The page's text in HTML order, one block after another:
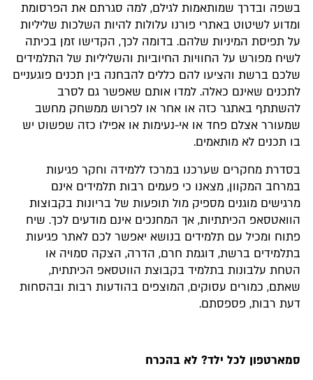
בשפה ובדרך שמותאמות לגילם, למה סגרתם את הפרסומת
ומדוע לשיטוט באתרי פורנו עלולות להיות השלכות שליליות
על תפיסת המיניות שלהם. בדומה לכך, הקדישו זמן בכיתה
לשיח מפורש על החוויות החיוביות והשליליות של התלמידים
שלכם ברשת והציעו להם כללים להבחנה בין תכנים פוגעניים
לתכנים שאינם כאלה. למדו אותם שאפשר גם לסרב
להשתתף באתגר כזה או אחר או לפרוש ממשחק מחשב
שמעורר אצלם פחד או אי-נעימות או אפילו כזה שפשוט יש
בו תכנים לא מותאמים.
בסדרת מחקרים שערכנו במרכז ללמידה וחקר פגיעות
במרחב המקוון, מצאנו כי פעמים רבות תלמידים אינם
מרגישים מוגנים מספיק מול תופעות של בריונות בקבוצות
הוואטסאפ הכיתתיות, אך המחנכים אינם מודעים לכך. שיח
פתוח ומכיל עם תלמידים בנושא יאפשר לכם לאתר פגיעות
בתלמידים ברשת, דוגמת חרם, הדרה, הצקה סמויה או
הטחת עלבונות בתלמיד בקבוצת הווטסאפ הכיתתית,
שאתם, כמורים עסוקים, המוצפים בהודעות רבות ובהסחות
דעת רבות, פספסתם.
סמארטפון לכל ילד? לא בהכרח